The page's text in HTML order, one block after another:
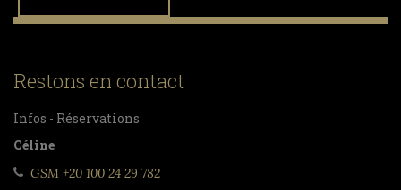
Restons en contact
Infos - Réservations
Céline
GSM +20 100 24 29 782